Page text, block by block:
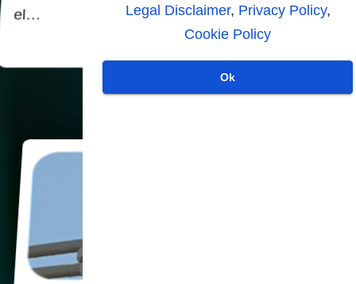
Legal Disclaimer, Privacy Policy,
Cookie Policy
Ok
el…